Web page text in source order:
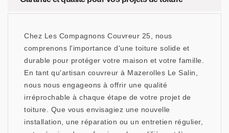
Chez Les Compagnons Couvreur 25, nous
comprenons l'importance d'une toiture solide et
durable pour protéger votre maison et votre famille.
En tant qu'artisan couvreur à Mazerolles Le Salin,
nous nous engageons à offrir une qualité
irréprochable à chaque étape de votre projet de
toiture. Que vous envisagiez une nouvelle
installation, une réparation ou un entretien régulier,